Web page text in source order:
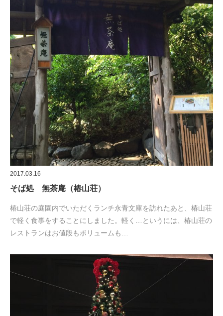
2017.03.16
そば処 無茶庵（椿山荘）
椿山荘の庭園内でいただくランチ永青文庫を訪れたあと、椿山荘
で軽く食事をすることにしました。軽く…というには、椿山荘の
レストランはお値段もボリュームも…